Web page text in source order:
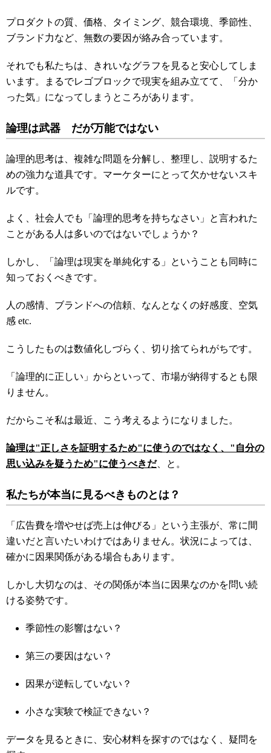
プロダクトの質、価格、タイミング、競合環境、季節性、
ブランド力など、無数の要因が絡み合っています。
それでも私たちは、きれいなグラフを見ると安心してしま
います。まるでレゴブロックで現実を組み立てて、「分か
った気」になってしまうところがあります。
論理は武器 だが万能ではない
論理的思考は、複雑な問題を分解し、整理し、説明するた
めの強力な道具です。マーケターにとって欠かせないスキ
ルです。
よく、社会人でも「論理的思考を持ちなさい」と言われた
ことがある人は多いのではないでしょうか？
しかし、「論理は現実を単純化する」ということも同時に
知っておくべきです。
人の感情、ブランドへの信頼、なんとなくの好感度、空気
感 etc.
こうしたものは数値化しづらく、切り捨てられがちです。
「論理的に正しい」からといって、市場が納得するとも限
りません。
だからこそ私は最近、こう考えるようになりました。
論理は"正しさを証明するため"に使うのではなく、"自分の
思い込みを疑うため"に使うべきだ、と。
私たちが本当に見るべきものとは？
「広告費を増やせば売上は伸びる」という主張が、常に間
違いだと言いたいわけではありません。状況によっては、
確かに因果関係がある場合もあります。
しかし大切なのは、その関係が本当に因果なのかを問い続
ける姿勢です。
季節性の影響はない？
第三の要因はない？
因果が逆転していない？
小さな実験で検証できない？
データを見るときに、安心材料を探すのではなく、疑問を